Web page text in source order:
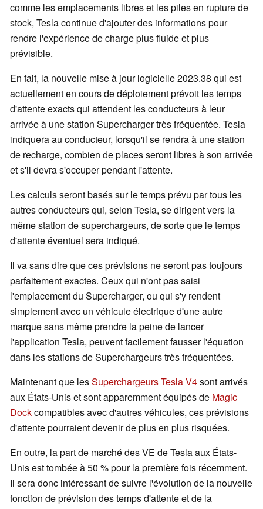
comme les emplacements libres et les piles en rupture de
stock, Tesla continue d'ajouter des informations pour
rendre l'expérience de charge plus fluide et plus
prévisible.
En fait, la nouvelle mise à jour logicielle 2023.38 qui est
actuellement en cours de déploiement prévoit les temps
d'attente exacts qui attendent les conducteurs à leur
arrivée à une station Supercharger très fréquentée. Tesla
indiquera au conducteur, lorsqu'il se rendra à une station
de recharge, combien de places seront libres à son arrivée
et s'il devra s'occuper pendant l'attente.
Les calculs seront basés sur le temps prévu par tous les
autres conducteurs qui, selon Tesla, se dirigent vers la
même station de superchargeurs, de sorte que le temps
d'attente éventuel sera indiqué.
Il va sans dire que ces prévisions ne seront pas toujours
parfaitement exactes. Ceux qui n'ont pas saisi
l'emplacement du Supercharger, ou qui s'y rendent
simplement avec un véhicule électrique d'une autre
marque sans même prendre la peine de lancer
l'application Tesla, peuvent facilement fausser l'équation
dans les stations de Superchargeurs très fréquentées.
Maintenant que lesSuperchargeurs Tesla V4sont arrivés
aux États-Unis et sont apparemment équipés de Magic
Dockcompatibles avec d'autres véhicules, ces prévisions
d'attente pourraient devenir de plus en plus risquées.
En outre, la part de marché des VE de Tesla aux États-
Unis est tombée à 50 % pour la première fois récemment.
Il sera donc intéressant de suivre l'évolution de la nouvelle
fonction de prévision des temps d'attente et de la